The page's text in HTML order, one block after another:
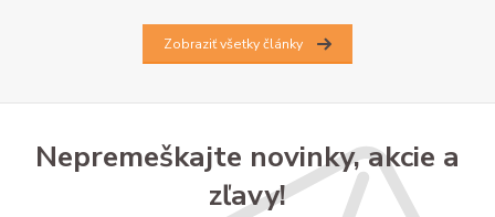
Zobraziť všetky články
Nepremeškajte novinky, akcie a
zľavy!